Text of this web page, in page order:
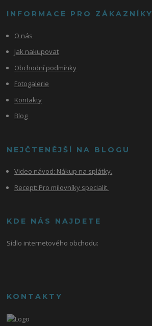
INFORMACE PRO ZÁKAZNÍKY
O nás
Jak nakupovat
Obchodní podmínky
Fotogalerie
Kontakty
Blog
NEJČTENĚJŠÍ NA BLOGU
Video návod: Nákup na splátky.
Recept: Pro milovníky specialit.
KDE NÁS NAJDETE
Sídlo internetového obchodu:
KONTAKTY